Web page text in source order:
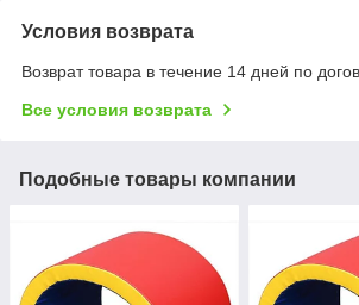
Условия возврата
Возврат товара в течение 14 дней по
Все условия возврата
Подобные товары компании